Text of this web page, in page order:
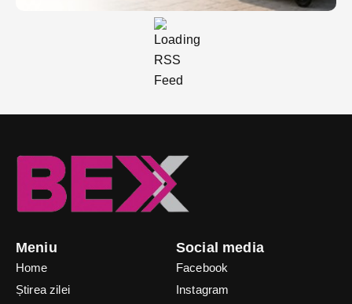
Meniu
Home
Știrea zilei
Social media
Facebook
Instagram